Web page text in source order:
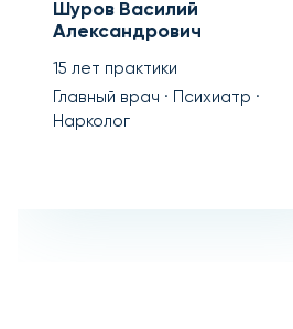
Шуров Василий
Александрович
15 лет практики
Главный врач · Психиатр ·
Нарколог